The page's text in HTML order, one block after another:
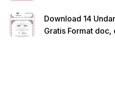
Download 14
Gratis Format